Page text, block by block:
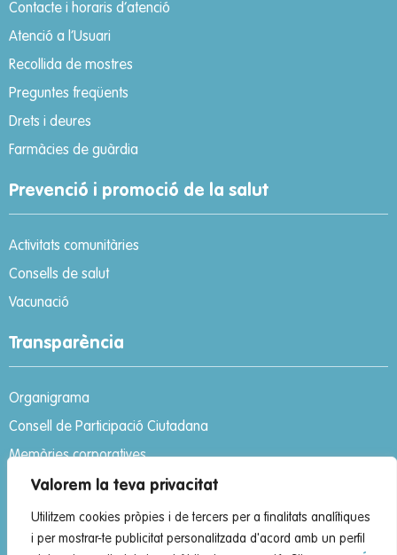
Valorem la teva privacitat
Utilitzem cookies pròpies i de tercers per a finalitats analítiques
i per mostrar-te publicitat personalitzada d'acord amb un perfil
Contacte i horaris d’atenció
Atenció a l’Usuari
Recollida de mostres
Preguntes freqüents
Drets i deures
Farmàcies de guàrdia
Prevenció i promoció de la salut
Activitats comunitàries
Consells de salut
Vacunació
Transparència
Organigrama
Consell de Participació Ciutadana
Memòries corporatives
Portal de la transparència
Codi ètic
Canal de denúncies